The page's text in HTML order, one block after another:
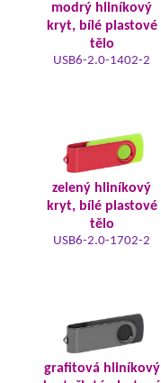
modrý hliníkový
kryt, bílé plastové
tělo
USB6-2.0-1402-2
zelený hliníkový
kryt, bílé plastové
tělo
USB6-2.0-1702-2
grafitová hliníkový